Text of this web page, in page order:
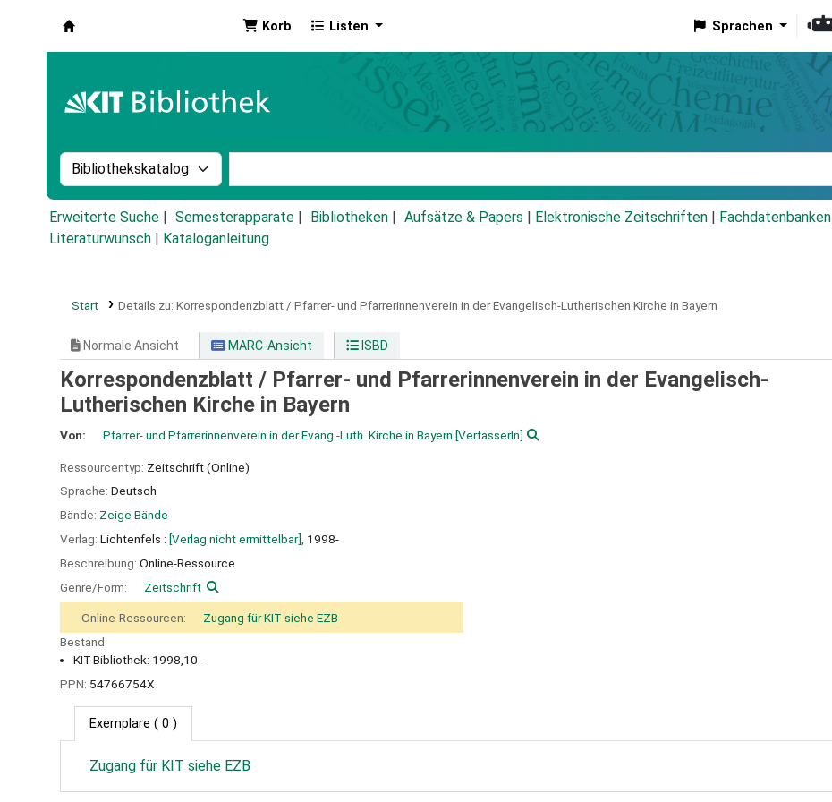
Korb Listen Sprachen
Suche im Katalog nach:
Erweiterte Suche Semesterapparate Bibliotheken Aufsätze & Papers Elektronische Zeitschriften Fachdatenbanken
Literaturwunsch
Kataloganleitung
Start Details zu: Korrespondenzblatt / Pfarrer- und Pfarrerinnenverein in der Evangelisch-Lutherischen Kirche in Bayern
Normale Ansicht MARC-Ansicht ISBD
Korrespondenzblatt / Pfarrer- und Pfarrerinnenverein in der Evangelisch-
Lutherischen Kirche in Bayern
Von: Pfarrer- und Pfarrerinnenverein in der Evang.-Luth. Kirche in Bayern [VerfasserIn]
Ressourcentyp: Zeitschrift (Online)
Sprache: Deutsch
Bände: Zeige Bände
Verlag: Lichtenfels : [Verlag nicht ermittelbar], 1998-
Beschreibung: Online-Ressource
Genre/Form:
Zeitschrift
Online-Ressourcen:
Zugang für KIT siehe EZB
Bestand:
KIT-Bibliothek: 1998,10 -
PPN: 54766754X
Exemplare ( 0 )
Zugang für KIT siehe EZB